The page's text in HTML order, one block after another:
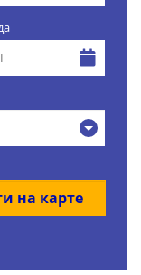
на карте